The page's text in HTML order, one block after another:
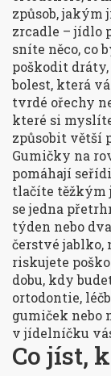
způsob, jakým
zrcadle – jídlo
sníte něco, co
poškodit
bolest, která
tvrdé ořechy
které si
způsobit větší
Gumičky na
pomáhají
tlačíte těžkým
se jedna
týden nebo
čerstvé jablko,
riskujete
dobu, kdy
ortodontie,
gumiček
v jídelníčku
Co jíst,